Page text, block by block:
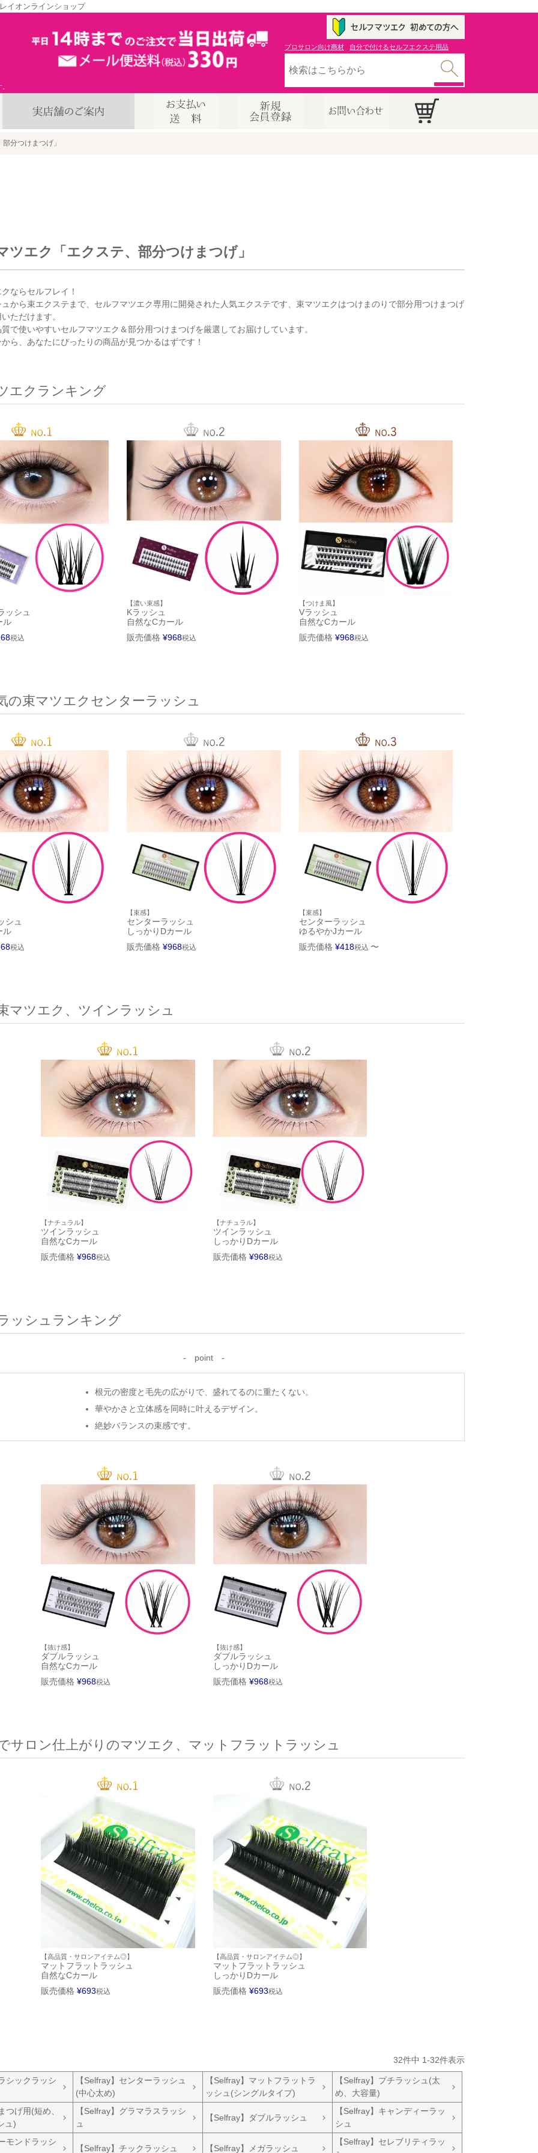
イオンラインショップ
プロサロン向け商材 自分で付けるセルフエクステ用品
分つけまつげ」
ツエク「エクステ、部分つけまつげ」
ならセルフレイ！
から束エクステまで、セルフマツエク専用に開発された人気エクステです、束マツエクはつけまのりで部分用つけまつげ
ただけます。
で使いやすいセルフマツエク＆部分用つけまつげを厳選してお届けしています。
ら、あなたにぴったりの商品が見つかるはずです！
エクランキング
ッシュ
ル
税込
【濃い束感】
Kラッシュ
自然なCカール
販売価格 ¥968税込
【つけま風】
Vラッシュ
自然なCカール
販売価格 ¥968税込
の束マツエクセンターラッシュ
シュ
ル
税込
【束感】
センターラッシュ
しっかりDカール
販売価格 ¥968税込
【束感】
センターラッシュ
ゆるやかJカール
販売価格 ¥418税込 〜
マツエク、ツインラッシュ
【ナチュラル】
ツインラッシュ
自然なCカール
販売価格 ¥968税込
【ナチュラル】
ツインラッシュ
しっかりDカール
販売価格 ¥968税込
ッシュランキング
point
根元の密度と毛先の広がりで、盛れてるのに重たくない。
華やかさと立体感を同時に叶えるデザイン。
絶妙バランスの束感です。
【抜け感】
ダブルラッシュ
自然なCカール
販売価格 ¥968税込
【抜け感】
ダブルラッシュ
しっかりDカール
販売価格 ¥968税込
サロン仕上がりのマツエク、マットフラットラッシュ
【高品質・サロンアイテム◎】
マットフラットラッシュ
自然なCカール
販売価格 ¥693税込
【高品質・サロンアイテム◎】
マットフラットラッシュ
しっかりDカール
販売価格 ¥693税込
32件中 1-32件表示
シックラッシ
【Selfray】センターラッシュ
(中心太め)
【Selfray】マットフラットラ
ッシュ(シングルタイプ)
【Selfray】プチラッシュ(太
め、大容量)
つげ用(短め、
ュ)
【Selfray】グラマラスラッシ
ュ
【Selfray】ダブルラッシュ
【Selfray】キャンディーラッ
シュ
モンドラッシ
【Selfray】チックラッシュ 【Selfray】メガラッシュ
【Selfray】セレブリティラッ